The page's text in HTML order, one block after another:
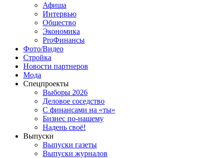
Афиша
Интервью
Общество
Экономика
ProФинансы
Фото/Видео
Стройка
Новости партнеров
Мода
Спецпроекты
Выборы 2026
Деловое соседство
С финансами на «ты»
Бизнес по-нашему
Надень своё!
Выпуски
Выпуски газеты
Выпуски журналов